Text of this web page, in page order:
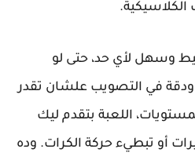
وسهل لأي حد، حتى لو
في التصويب علشان تقدر
اللعبة بتقدم ليك
أو تبطيء حركة الكرات. وده